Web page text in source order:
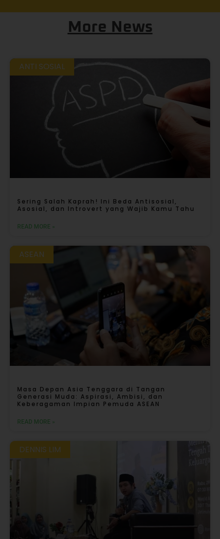
More News
ANTI SOSIAL
Sering Salah Kaprah! Ini Beda Antisosial,
Asosial, dan Introvert yang Wajib Kamu Tahu
READ MORE »
ASEAN
Masa Depan Asia Tenggara di Tangan
Generasi Muda: Aspirasi, Ambisi, dan
Keberagaman Impian Pemuda ASEAN
READ MORE »
DENNIS LIM